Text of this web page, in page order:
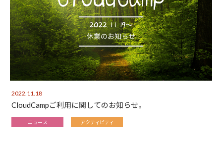
2022.11.18
CloudCampご利用に関してのお知らせ。
ニュース アクティビティ